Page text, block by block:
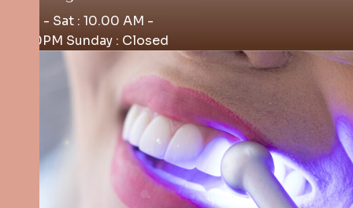
Mon - Sat : 10.00 AM -
4.00PM Sunday : Closed